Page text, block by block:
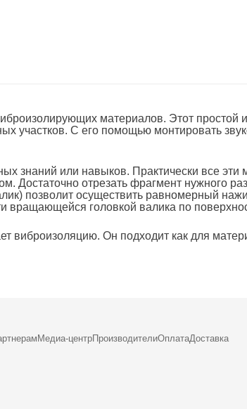
материалов. Этот простой
участков. С его помощью монтировать
знаний или навыков. Практически все
Достаточно отрезать фрагмент нужного
позволит осуществить равномерный
вращающейся головкой валика по
виброизоляцию. Он подходит как для
Медиа-центрПроизводителиОплатаДоставка